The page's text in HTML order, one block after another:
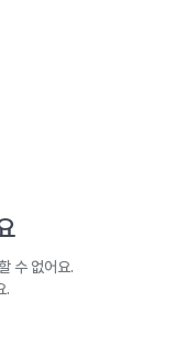
수 없어요.
.